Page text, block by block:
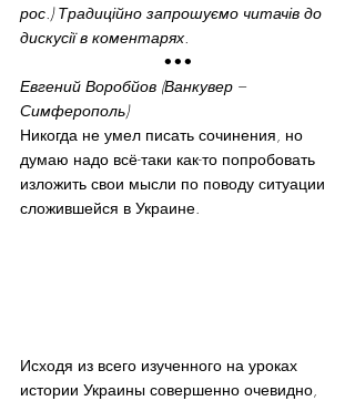
рос.) Традиційно запрошуємо читачів до
дискусії в коментарях.
•••
Евгений Воробйов (Ванкувер –
Симферополь)
Никогда не умел писать сочинения, но
думаю надо всё-таки как-то попробовать
изложить свои мысли по поводу ситуации
сложившейся в Украине.
Исходя из всего изученного на уроках
истории Украины совершенно очевидно,